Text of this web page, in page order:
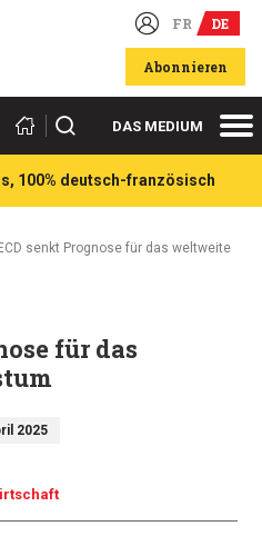
FR DE
Abonnieren
Suchen DAS MEDIUM
100% deutsch-französisch
senkt Prognose für das weltweite
für das
2025